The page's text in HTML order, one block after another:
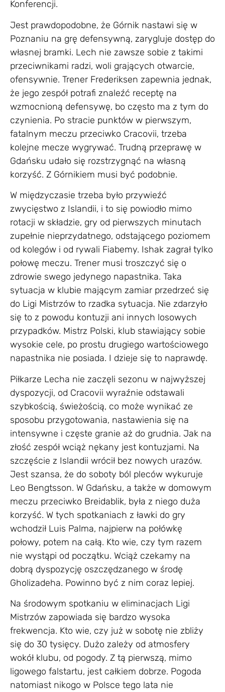
Konferencji.
Jest prawdopodobne, że Górnik nastawi się w
Poznaniu na grę defensywną, zarygluje dostęp do
własnej bramki. Lech nie zawsze sobie z takimi
przeciwnikami radzi, woli grających otwarcie,
ofensywnie. Trener Frederiksen zapewnia jednak,
że jego zespół potrafi znaleźć receptę na
wzmocnioną defensywę, bo często ma z tym do
czynienia. Po stracie punktów w pierwszym,
fatalnym meczu przeciwko Cracovii, trzeba
kolejne mecze wygrywać. Trudną przeprawę w
Gdańsku udało się rozstrzygnąć na własną
korzyść. Z Górnikiem musi być podobnie.
W międzyczasie trzeba było przywieźć
zwycięstwo z Islandii, i to się powiodło mimo
rotacji w składzie, gry od pierwszych minutach
zupełnie nieprzydatnego, odstającego poziomem
od kolegów i od rywali Fiabemy. Ishak zagrał tylko
połowę meczu. Trener musi troszczyć się o
zdrowie swego jedynego napastnika. Taka
sytuacja w klubie mającym zamiar przedrzeć się
do Ligi Mistrzów to rzadka sytuacja. Nie zdarzyło
się to z powodu kontuzji ani innych losowych
przypadków. Mistrz Polski, klub stawiający sobie
wysokie cele, po prostu drugiego wartościowego
napastnika nie posiada. I dzieje się to naprawdę.
Piłkarze Lecha nie zaczęli sezonu w najwyższej
dyspozycji, od Cracovii wyraźnie odstawali
szybkością, świeżością, co może wynikać ze
sposobu przygotowania, nastawienia się na
intensywne i częste granie aż do grudnia. Jak na
złość zespół wciąż nękany jest kontuzjami. Na
szczęście z Islandii wrócił bez nowych urazów.
Jest szansa, że do soboty ból pleców wykuruje
Leo Bengtsson. W Gdańsku, a także w domowym
meczu przeciwko Breidablik, była z niego duża
korzyść. W tych spotkaniach z ławki do gry
wchodził Luis Palma, najpierw na połówkę
połowy, potem na całą. Kto wie, czy tym razem
nie wystąpi od początku. Wciąż czekamy na
dobrą dyspozycję oszczędzanego w środę
Gholizadeha. Powinno być z nim coraz lepiej.
Na środowym spotkaniu w eliminacjach Ligi
Mistrzów zapowiada się bardzo wysoka
frekwencja. Kto wie, czy już w sobotę nie zbliży
się do 30 tysięcy. Dużo zależy od atmosfery
wokół klubu, od pogody. Z tą pierwszą, mimo
ligowego falstartu, jest całkiem dobrze. Pogoda
natomiast nikogo w Polsce tego lata nie